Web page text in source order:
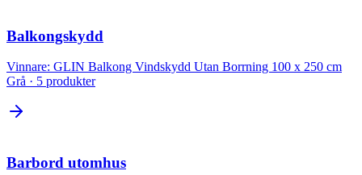
Balkongskydd
Vinnare: GLIN Balkong Vindskydd Utan Borrning 100 x 250 cm
Grå · 5 produkter
Barbord utomhus